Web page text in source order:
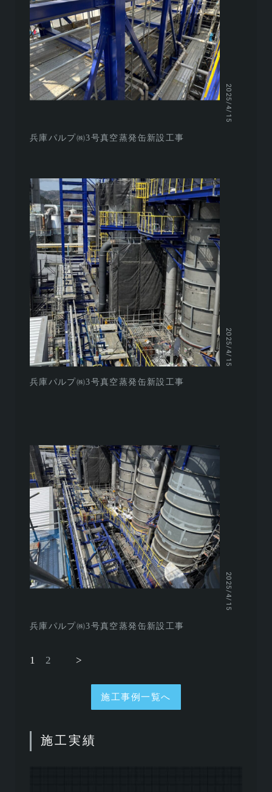
2025/4/15
兵庫パルプ㈱3号真空蒸発缶新設工事
2025/4/15
兵庫パルプ㈱3号真空蒸発缶新設工事
2025/4/15
兵庫パルプ㈱3号真空蒸発缶新設工事
1 2 >
施工事例一覧へ
施工実績